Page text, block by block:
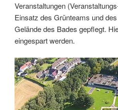
Veranstaltungen
Einsatz des Grünteams und
Gelände des Bades gepflegt.
eingespart werden.